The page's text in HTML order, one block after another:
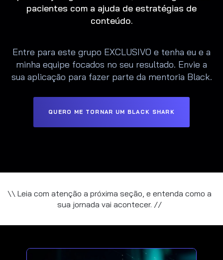
pacientes com a ajuda de estratégias de
conteúdo.
Entre para este grupo EXCLUSIVO e tenha eu e a
minha equipe focados no seu resultado. Envie a
sua aplicação para fazer parte da mentoria Black.
QUERO ME TORNAR UM BLACK SHARK
\\ Leia com atenção a próxima seção, e entenda como a
sua jornada vai acontecer. //